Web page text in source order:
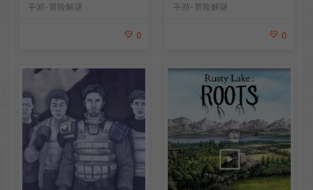
手游-冒险解谜
0
手游-冒险解谜
0